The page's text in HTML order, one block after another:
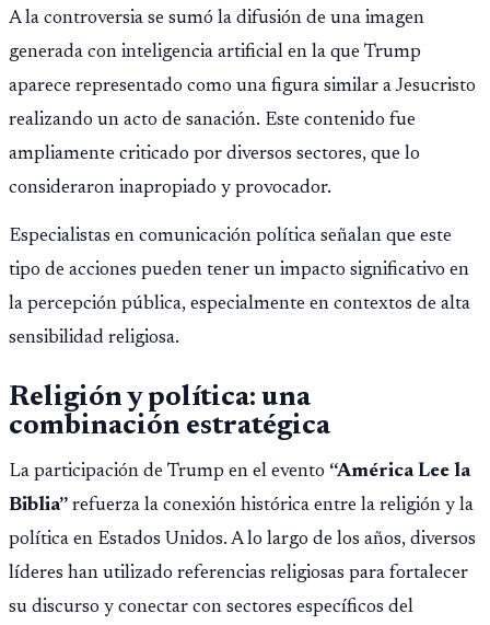
A la controversia se sumó la difusión de una imagen
generada con inteligencia artificial en la que Trump
aparece representado como una figura similar a Jesucristo
realizando un acto de sanación. Este contenido fue
ampliamente criticado por diversos sectores, que lo
consideraron inapropiado y provocador.
Especialistas en comunicación política señalan que este
tipo de acciones pueden tener un impacto significativo en
la percepción pública, especialmente en contextos de alta
sensibilidad religiosa.
Religión y política: una
combinación estratégica
La participación de Trump en el evento “América Lee la
Biblia” refuerza la conexión histórica entre la religión y la
política en Estados Unidos. A lo largo de los años, diversos
líderes han utilizado referencias religiosas para fortalecer
su discurso y conectar con sectores específicos del